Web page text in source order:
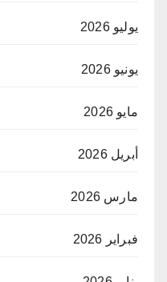
يوليو 2026
يونيو 2026
مايو 2026
أبريل 2026
مارس 2026
فبراير 2026